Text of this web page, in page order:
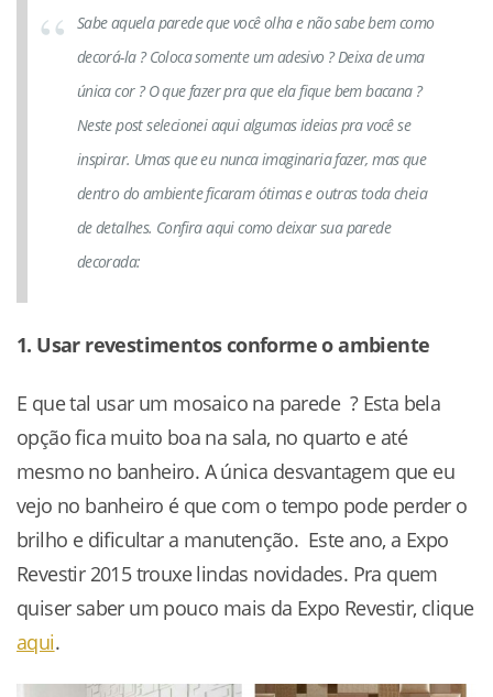
Sabe aquela parede que você olha e não sabe bem como
decorá-la ? Coloca somente um adesivo ? Deixa de uma
única cor ? O que fazer pra que ela fique bem bacana ?
Neste post selecionei aqui algumas ideias pra você se
inspirar. Umas que eu nunca imaginaria fazer, mas que
dentro do ambiente ficaram ótimas e outras toda cheia
de detalhes. Confira aqui como deixar sua parede
decorada:
1. Usar revestimentos conforme o ambiente
E que tal usar um mosaico na parede ? Esta bela
opção fica muito boa na sala, no quarto e até
mesmo no banheiro. A única desvantagem que eu
vejo no banheiro é que com o tempo pode perder o
brilho e dificultar a manutenção. Este ano, a Expo
Revestir 2015 trouxe lindas novidades. Pra quem
quiser saber um pouco mais da Expo Revestir, clique
aqui.